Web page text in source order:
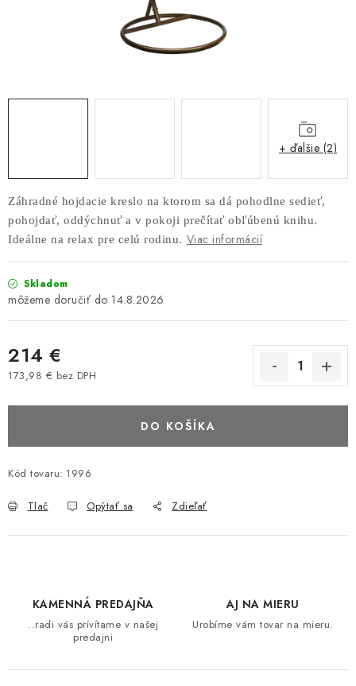
INTERIÉROVÉ DVERE
NAJPREDÁVANEJŠIE PRODUKTY
ZÁVESNÉ HOJDACIE KRESLÁ
ZÁHRADNÝ NÁBYTOK
BAROVÉ STOLIČKY
LAMELOVÉ ROŠTY DO POSTELE
TABURETKY
Záhradné hojdacie kreslo na ktorom sa dá pohodlne sedieť,
pohojdať, oddýchnuť a v pokoji prečítať obľúbenú knihu.
Ideálne na relax pre celú rodinu. Viac informácií
Skladom
14.8.2026
214 €
173,98 € bez DPH
DO KOŠÍKA
Kód tovaru: 1996
Tlač Opýtať sa Zdieľať
+ ďalšie (2)
KAMENNÁ PREDAJŇA
..radi vás prívítame v našej
predajni
AJ NA MIERU
Urobíme vám tovar na mieru.